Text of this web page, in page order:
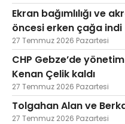
Ekran bağımlılığı ve
öncesi erken çağa indi
27 Temmuz 2026 Pazartesi
CHP Gebze’de
Kenan Çelik kaldı
27 Temmuz 2026 Pazartesi
Tolgahan Alan ve
27 Temmuz 2026 Pazartesi